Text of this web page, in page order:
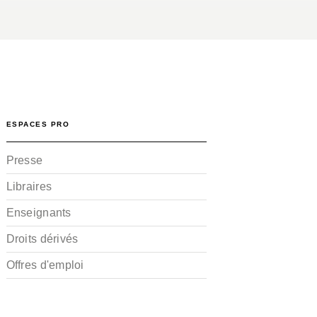
ESPACES PRO
Presse
Libraires
Enseignants
Droits dérivés
Offres d'emploi